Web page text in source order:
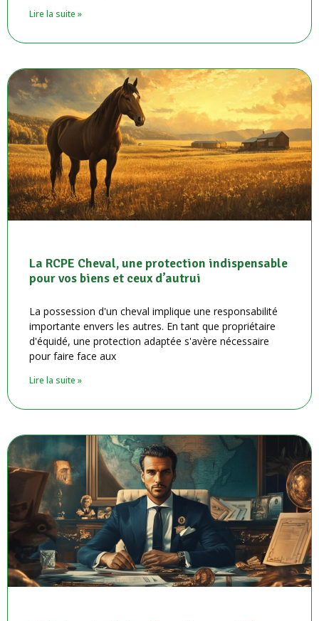
Lire la suite »
La RCPE Cheval, une protection indispensable
pour vos biens et ceux d’autrui
La possession d'un cheval implique une responsabilité
importante envers les autres. En tant que propriétaire
d'équidé, une protection adaptée s'avère nécessaire
pour faire face aux
Lire la suite »